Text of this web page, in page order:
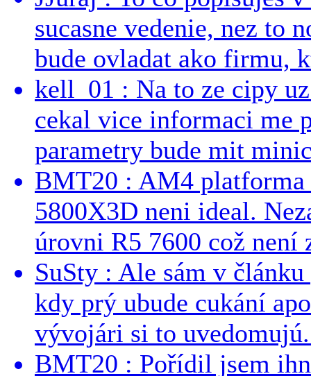
sucasne vedenie, nez to
bude ovladat ako firmu,
kell_01 : Na to ze cipy
cekal vice informaci me
parametry bude mit
BMT20 : AM4 platforma
5800X3D neni ideal.
úrovni R5 7600 což není
SuSty : Ale sám v
kdy prý ubude cukání
vývojári si to
BMT20 : Pořídil jsem